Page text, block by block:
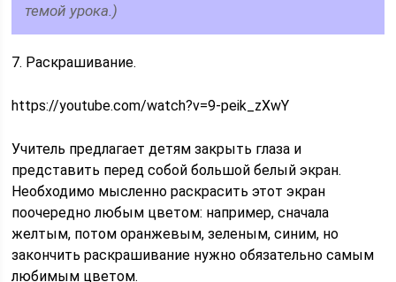
темой урока.)
7. Раскрашивание.
https://youtube.com/watch?v=9-peik_zXwY
Учитель предлагает детям закрыть глаза и
представить перед собой большой белый экран.
Необходимо мысленно раскрасить этот экран
поочередно любым цветом: например, сначала
желтым, потом оранжевым, зеленым, синим, но
закончить раскрашивание нужно обязательно самым
любимым цветом.